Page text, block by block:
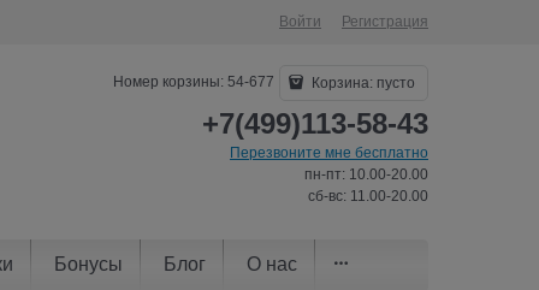
Войти Регистрация
Номер корзины: 54-677 Корзина: пусто
+7(499)113-58-43
Перезвоните мне бесплатно
пн-пт: 10.00-20.00
сб-вс: 11.00-20.00
Бонусы Блог О нас